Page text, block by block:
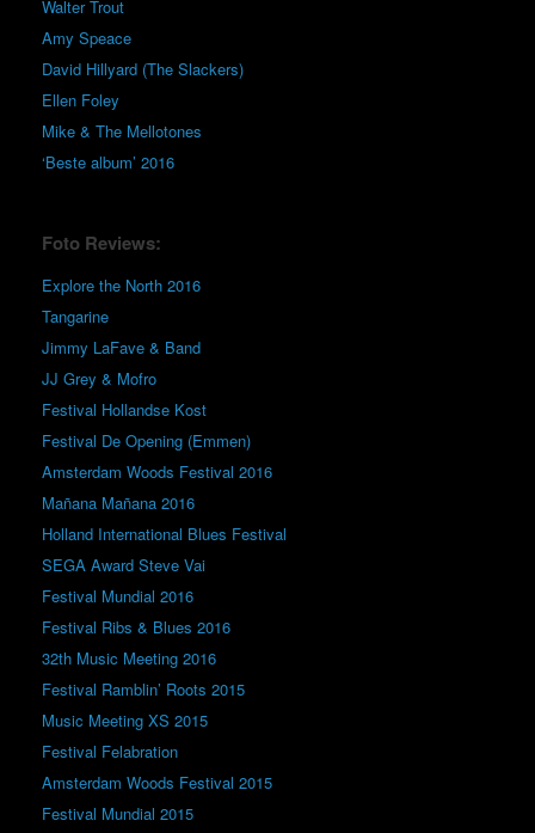
Walter Trout
Amy Speace
David Hillyard (The Slackers)
Ellen Foley
Mike & The Mellotones
‘Beste album’ 2016
Foto Reviews:
Explore the North 2016
Tangarine
Jimmy LaFave & Band
JJ Grey & Mofro
Festival Hollandse Kost
Festival De Opening (Emmen)
Amsterdam Woods Festival 2016
Mañana Mañana 2016
Holland International Blues Festival
SEGA Award Steve Vai
Festival Mundial 2016
Festival Ribs & Blues 2016
32th Music Meeting 2016
Festival Ramblin’ Roots 2015
Music Meeting XS 2015
Festival Felabration
Amsterdam Woods Festival 2015
Festival Mundial 2015